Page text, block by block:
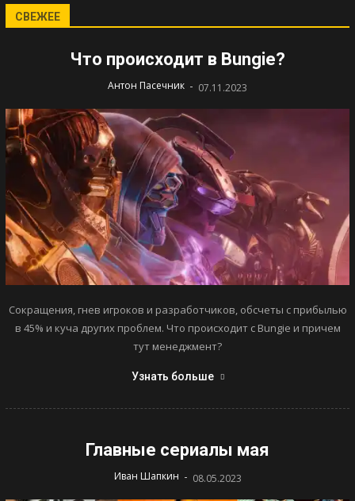
СВЕЖЕЕ
Что происходит в Bungie?
Антон Пасечник - 07.11.2023
Сокращения, гнев игроков и разработчиков, обсчеты с прибылью
в 45% и куча других проблем. Что происходит с Bungie и причем
тут менеджмент?
Узнать больше
Главные сериалы мая
Иван Шапкин - 08.05.2023